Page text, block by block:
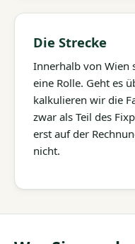
Die Strecke
Innerhalb von Wien
eine Rolle. Geht es
kalkulieren wir die
zwar als Teil des
erst auf der
nicht.